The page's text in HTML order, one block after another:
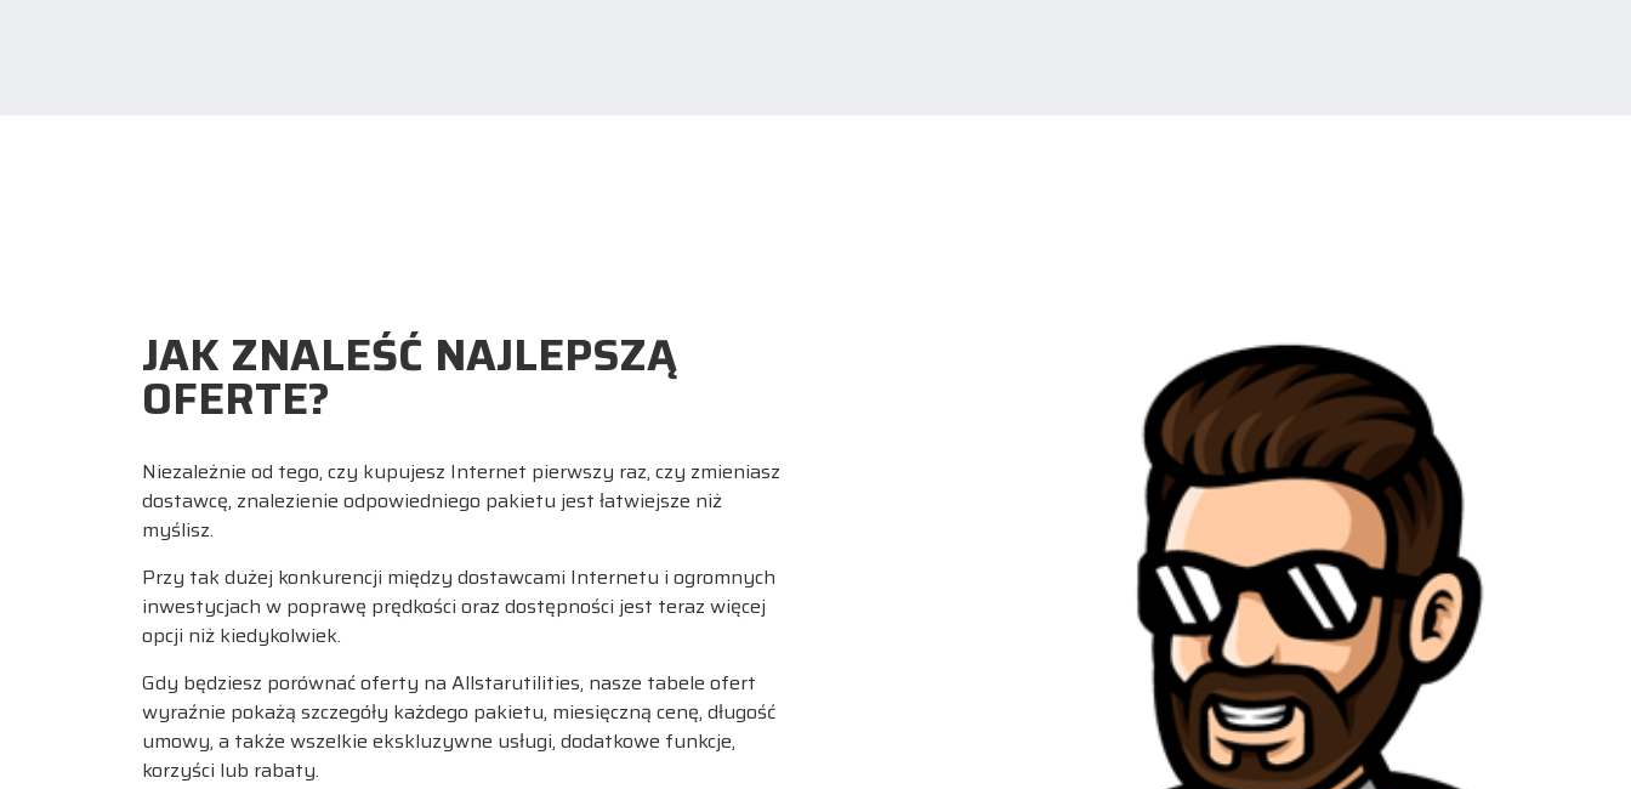
JAK ZNALEŚĆ NAJLEPSZĄ
OFERTE?
Niezależnie od tego, czy kupujesz Internet pierwszy raz, czy zmieniasz
dostawcę, znalezienie odpowiedniego pakietu jest łatwiejsze niż
myślisz.
Przy tak dużej konkurencji między dostawcami Internetu i ogromnych
inwestycjach w poprawę prędkości oraz dostępności jest teraz więcej
opcji niż kiedykolwiek.
Gdy będziesz porównać oferty na Allstarutilities, nasze tabele ofert
wyraźnie pokażą szczegóły każdego pakietu, miesięczną cenę, długość
umowy, a także wszelkie ekskluzywne usługi, dodatkowe funkcje,
korzyści lub rabaty.